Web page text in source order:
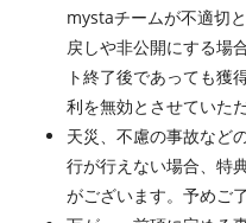
mystaチームが不適切
戻しや非公開にする場
ト終了後であっても獲
利を無効とさせていた
天災、不慮の事故など
行が行えない場合、特
がございます。予めご